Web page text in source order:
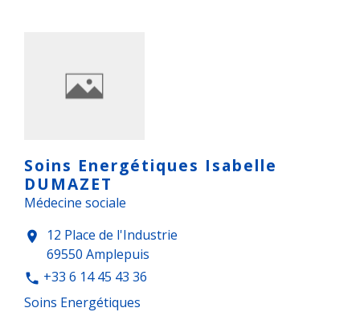
Soins Energétiques Isabelle
DUMAZET
Médecine sociale
location_on
12 Place de l'Industrie
69550 Amplepuis
phone +33 6 14 45 43 36
Soins Energétiques